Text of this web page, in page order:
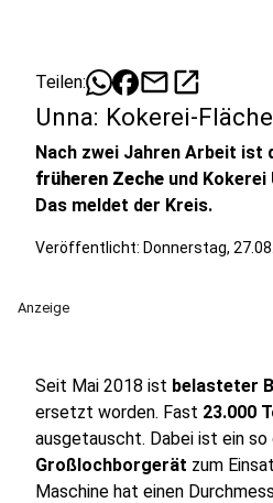
Teilen: mailopen_in_new
Unna: Kokerei-
Nach zwei Jahren Arbeit ist
früheren Zeche und Kokerei
Das meldet der Kreis.
Veröffentlicht: Donnerstag,
Anzeige
Seit Mai 2018 ist belasteter
ersetzt worden. Fast 23.000
ausgetauscht. Dabei ist ein so
Großlochborgerät zum
Maschine hat einen